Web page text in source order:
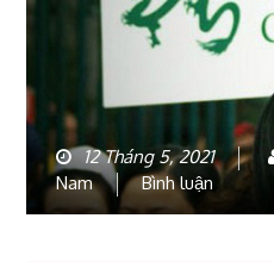
12 Tháng 5, 2021
Nam
Bình luận bài